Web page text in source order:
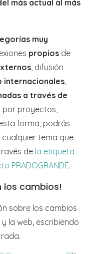
más actual al más
muy
propios de
, difusión
internacionales
a través de
proyectos,
forma, podrás
tema que
de la etiqueta
PRADOGRANDE.
los cambios!
sobre los cambios
la web, escribiendo